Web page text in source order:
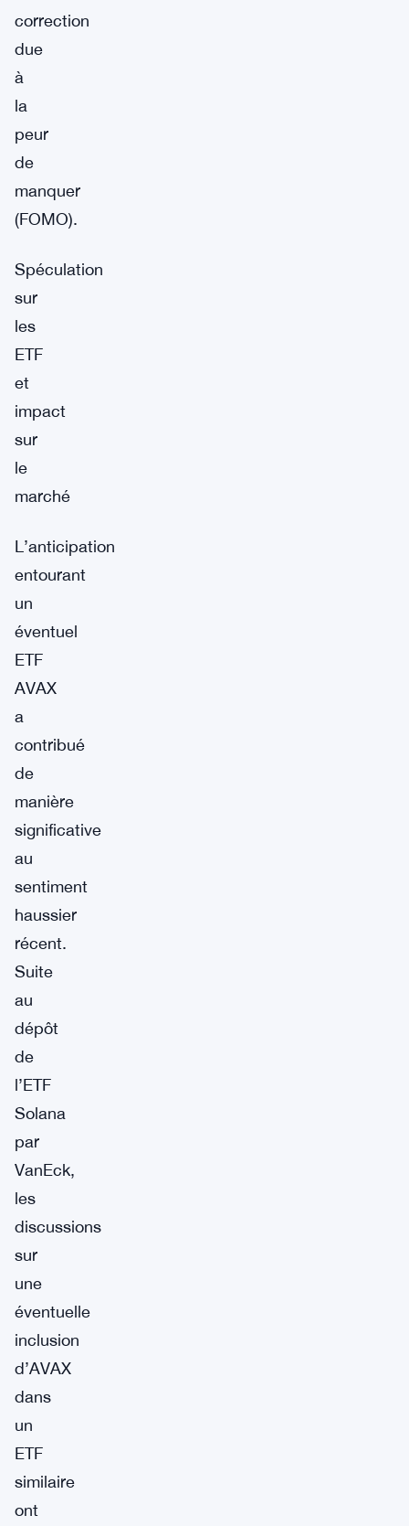
correction
due
à
la
peur
de
manquer
(FOMO).
Spéculation
sur
les
ETF
et
impact
sur
le
marché
L’anticipation
entourant
un
éventuel
ETF
AVAX
a
contribué
de
manière
significative
au
sentiment
haussier
récent.
Suite
au
dépôt
de
l’ETF
Solana
par
VanEck,
les
discussions
sur
une
éventuelle
inclusion
d’AVAX
dans
un
ETF
similaire
ont